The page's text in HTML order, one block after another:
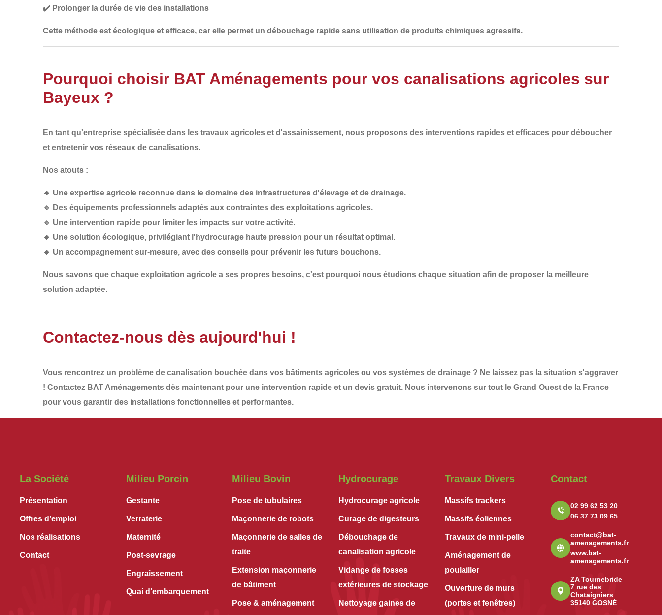
✔️ Prolonger la durée de vie des installations
Cette méthode est écologique et efficace, car elle permet un débouchage rapide sans utilisation de produits chimiques agressifs.
Pourquoi choisir BAT Aménagements pour vos canalisations agricoles sur
Bayeux ?
En tant qu'entreprise spécialisée dans les travaux agricoles et d'assainissement, nous proposons des interventions rapides et efficaces pour déboucher
et entretenir vos réseaux de canalisations.
Nos atouts :
🔹 Une expertise agricole reconnue dans le domaine des infrastructures d'élevage et de drainage.
🔹 Des équipements professionnels adaptés aux contraintes des exploitations agricoles.
🔹 Une intervention rapide pour limiter les impacts sur votre activité.
🔹 Une solution écologique, privilégiant l'hydrocurage haute pression pour un résultat optimal.
🔹 Un accompagnement sur-mesure, avec des conseils pour prévenir les futurs bouchons.
Nous savons que chaque exploitation agricole a ses propres besoins, c'est pourquoi nous étudions chaque situation afin de proposer la meilleure
solution adaptée.
Contactez-nous dès aujourd'hui !
Vous rencontrez un problème de canalisation bouchée dans vos bâtiments agricoles ou vos systèmes de drainage ? Ne laissez pas la situation s'aggraver
! Contactez BAT Aménagements dès maintenant pour une intervention rapide et un devis gratuit. Nous intervenons sur tout le Grand-Ouest de la France
pour vous garantir des installations fonctionnelles et performantes.
La Société
Présentation
Offres d’emploi
Nos réalisations
Contact
Milieu Porcin
Gestante
Verraterie
Maternité
Post-sevrage
Engraissement
Quai d’embarquement
Milieu Bovin
Pose de tubulaires
Maçonnerie de robots
Maçonnerie de salles de
traite
Extension maçonnerie
de bâtiment
Pose & aménagement
Hydrocurage
Hydrocurage agricole
Curage de digesteurs
Débouchage de
canalisation agricole
Vidange de fosses
extérieures de stockage
Nettoyage gaines de
Travaux Divers
Massifs trackers
Massifs éoliennes
Travaux de mini-pelle
Aménagement de
poulailler
Ouverture de murs
(portes et fenêtres)
Contact
02 99 62 53 20
06 37 73 09 65
contact@bat-
amenagements.fr
www.bat-
amenagements.fr
ZA Tournebride
7 rue des
Chataigniers
35140 GOSNÉ